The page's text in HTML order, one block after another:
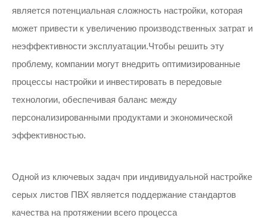
является потенциальная сложность настройки, которая
может привести к увеличению производственных затрат и
неэффективности эксплуатации.Чтобы решить эту
проблему, компании могут внедрить оптимизированные
процессы настройки и инвестировать в передовые
технологии, обеспечивая баланс между
персонализированными продуктами и экономической
эффективностью.
Одной из ключевых задач при индивидуальной настройке
серых листов ПВХ является поддержание стандартов
качества на протяжении всего процесса